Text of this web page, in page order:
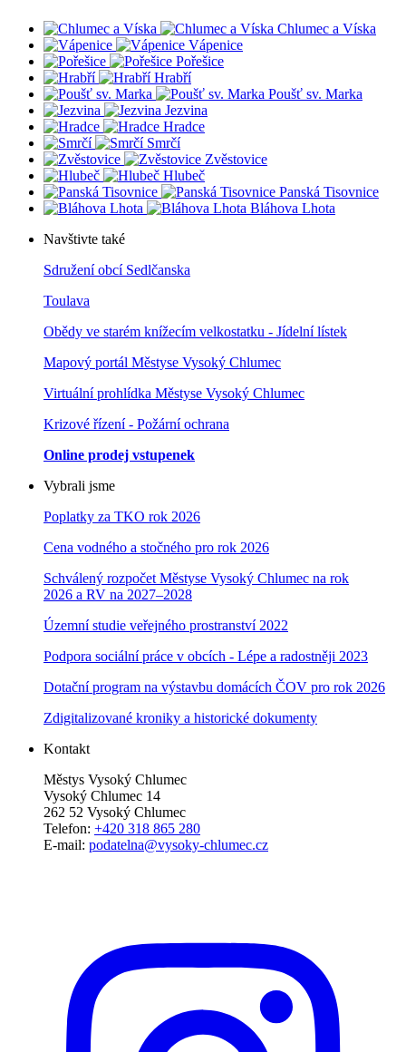
Chlumec a Víska
Vápenice
Pořešice
Hrabří
Poušť sv. Marka
Jezvina
Hradce
Smrčí
Zvěstovice
Hlubeč
Panská Tisovnice
Bláhova Lhota
Navštivte také
Sdružení obcí Sedlčanska
Toulava
Obědy ve starém knížecím velkostatku - Jídelní lístek
Mapový portál Městyse Vysoký Chlumec
Virtuální prohlídka Městyse Vysoký Chlumec
Krizové řízení - Požární ochrana
Online prodej vstupenek
Vybrali jsme
Poplatky za TKO rok 2026
Cena vodného a stočného pro rok 2026
Schválený rozpočet Městyse Vysoký Chlumec na rok
2026 a RV na 2027–2028
Územní studie veřejného prostranství 2022
Podpora sociální práce v obcích - Lépe a radostněji 2023
Dotační program na výstavbu domácích ČOV pro rok 2026
Zdigitalizované kroniky a historické dokumenty
Kontakt
Městys Vysoký Chlumec
Vysoký Chlumec 14
262 52 Vysoký Chlumec
Telefon: +420 318 865 280
E-mail: podatelna@vysoky-chlumec.cz